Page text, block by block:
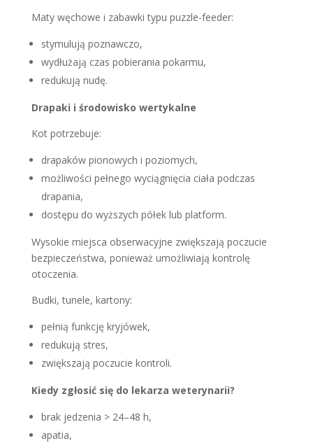
Maty węchowe i zabawki typu puzzle-feeder:
stymulują poznawczo,
wydłużają czas pobierania pokarmu,
redukują nudę.
Drapaki i środowisko wertykalne
Kot potrzebuje:
drapaków pionowych i poziomych,
możliwości pełnego wyciągnięcia ciała podczas
drapania,
dostępu do wyższych półek lub platform.
Wysokie miejsca obserwacyjne zwiększają poczucie
bezpieczeństwa, ponieważ umożliwiają kontrolę
otoczenia.
Budki, tunele, kartony:
pełnią funkcję kryjówek,
redukują stres,
zwiększają poczucie kontroli.
Kiedy zgłosić się do lekarza weterynarii?
brak jedzenia > 24–48 h,
apatia,